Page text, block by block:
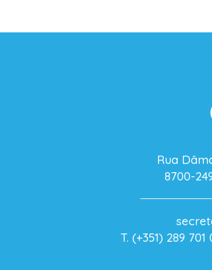
Rua
8700-
T. (+351) 289 701